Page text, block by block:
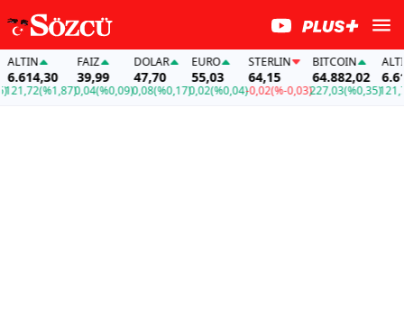
(%1,87)
FAİZ
39,99
0,04(%0,09)
DOLAR
47,70
0,08(%0,17)
EURO
55,03
0,02(%0,04)
STERLIN
64,15
-0,02(%-0,03)
BITCOIN
64.882,02
227,03(%0,35)
ALTIN
121,72